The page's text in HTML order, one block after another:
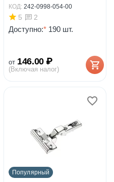
КОД: 242-0998-054-00
5 2
Доступно:* 190 шт.
от 146.00 ₽
(Включая налог)
Популярный